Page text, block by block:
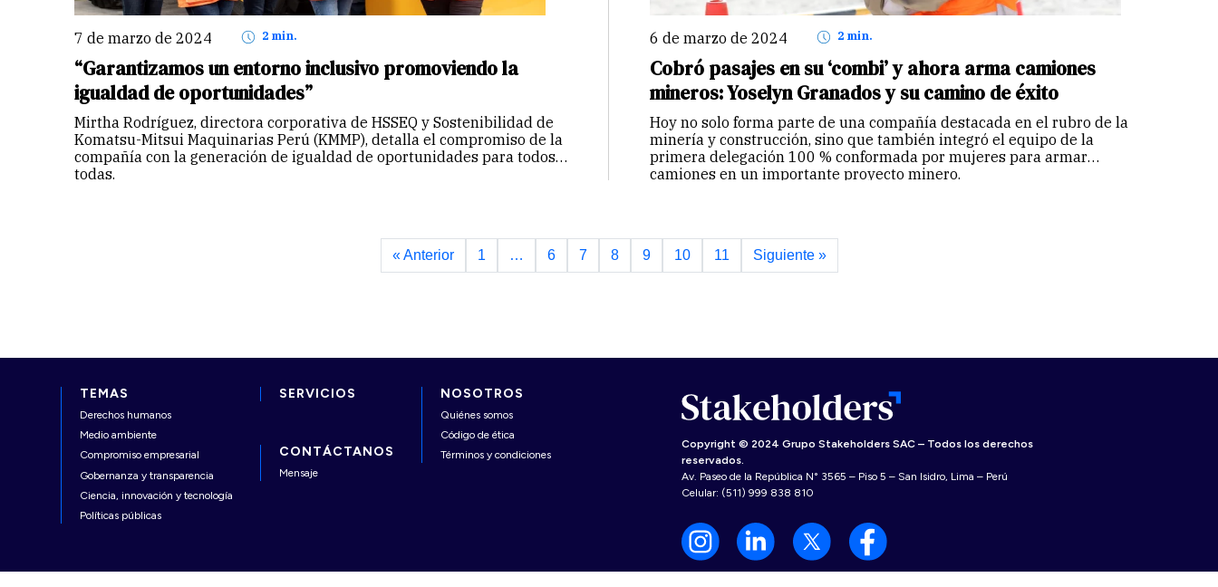
7 de marzo de 2024 2 min.
“Garantizamos un entorno inclusivo promoviendo la
igualdad de oportunidades”
Mirtha Rodríguez, directora corporativa de HSSEQ y Sostenibilidad de
Komatsu-Mitsui Maquinarias Perú (KMMP), detalla el compromiso de la
compañía con la generación de igualdad de oportunidades para todos y
todas.
6 de marzo de 2024 2 min.
Cobró pasajes en su ‘combi’ y ahora arma camiones
mineros: Yoselyn Granados y su camino de éxito
Hoy no solo forma parte de una compañía destacada en el rubro de la
minería y construcción, sino que también integró el equipo de la
primera delegación 100 % conformada por mujeres para armar
camiones en un importante proyecto minero.
« Anterior 1 … 6 7 8 9 10 11 Siguiente »
TEMAS
Derechos humanos
Medio ambiente
Compromiso empresarial
Gobernanza y transparencia
Ciencia, innovación y tecnología
Políticas públicas
SERVICIOS
CONTÁCTANOS
Mensaje
NOSOTROS
Quiénes somos
Código de ética
Términos y condiciones
Copyright © 2024 Grupo Stakeholders SAC – Todos los derechos
reservados.
Av. Paseo de la República N° 3565 – Piso 5 – San Isidro, Lima – Perú
Celular: (511) 999 838 810